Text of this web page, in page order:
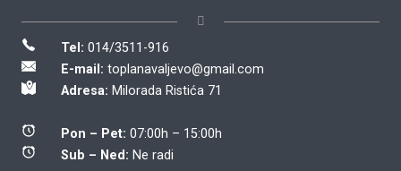
Tel: 014/3511-916
E-mail: toplanavaljevo@gmail.com
Adresa: Milorada Ristića 71
Pon – Pet: 07:00h – 15:00h
Sub – Ned: Ne radi